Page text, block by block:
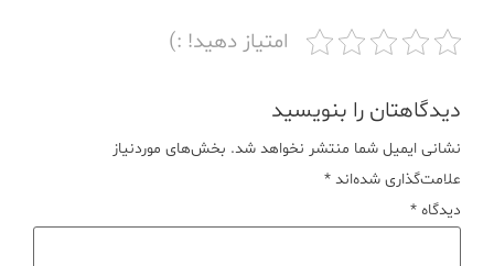
امتیاز دهید! :)
دیدگاهتان را بنویسید
نشانی ایمیل شما منتشر نخواهد شد. بخش‌های موردنیاز
علامت‌گذاری شده‌اند *
دیدگاه *